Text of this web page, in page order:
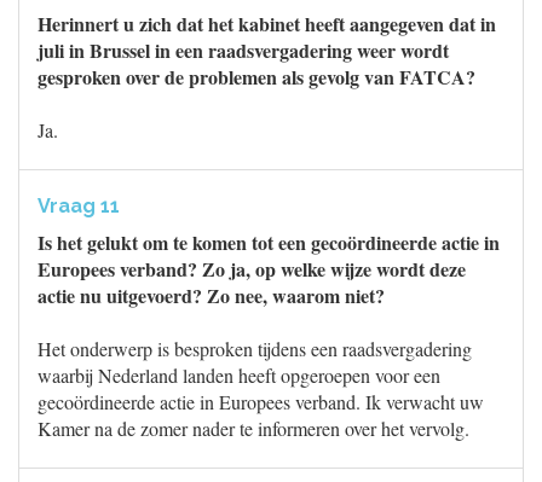
Herinnert u zich dat het kabinet heeft aangegeven dat in
juli in Brussel in een raadsvergadering weer wordt
gesproken over de problemen als gevolg van FATCA?
Ja.
Vraag 11
Is het gelukt om te komen tot een gecoördineerde actie in
Europees verband? Zo ja, op welke wijze wordt deze
actie nu uitgevoerd? Zo nee, waarom niet?
Het onderwerp is besproken tijdens een raadsvergadering
waarbij Nederland landen heeft opgeroepen voor een
gecoördineerde actie in Europees verband. Ik verwacht uw
Kamer na de zomer nader te informeren over het vervolg.